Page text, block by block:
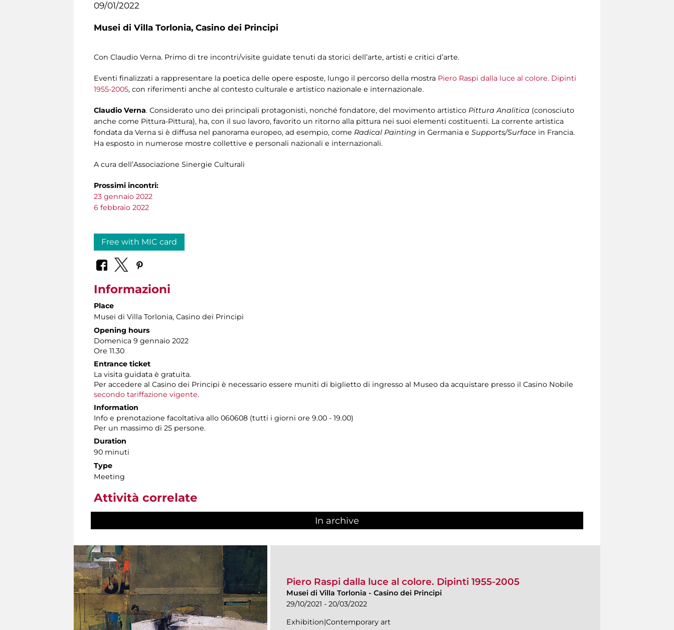
09/01/2022
Musei di Villa Torlonia, Casino dei Principi
Con Claudio Verna. Primo di tre incontri/visite guidate tenuti da storici dell’arte, artisti e critici d’arte.
Eventi finalizzati a rappresentare la poetica delle opere esposte, lungo il percorso della mostra Piero Raspi dalla luce al colore. Dipinti
1955-2005, con riferimenti anche al contesto culturale e artistico nazionale e internazionale.
Claudio Verna. Considerato uno dei principali protagonisti, nonché fondatore, del movimento artistico Pittura Analitica (conosciuto
anche come Pittura-Pittura), ha, con il suo lavoro, favorito un ritorno alla pittura nei suoi elementi costituenti. La corrente artistica
fondata da Verna si è diffusa nel panorama europeo, ad esempio, come Radical Painting in Germania e Supports/Surface in Francia.
Ha esposto in numerose mostre collettive e personali nazionali e internazionali.
A cura dell’Associazione Sinergie Culturali
Prossimi incontri:
23 gennaio 2022
6 febbraio 2022
Free with MIC card
Informazioni
Place
Musei di Villa Torlonia, Casino dei Principi
Opening hours
Domenica 9 gennaio 2022
Ore 11.30
Entrance ticket
La visita guidata è gratuita.
Per accedere al Casino dei Principi è necessario essere muniti di biglietto di ingresso al Museo da acquistare presso il Casino Nobile
secondo tariffazione vigente.
Information
Info e prenotazione facoltativa allo 060608 (tutti i giorni ore 9.00 - 19.00)
Per un massimo di 25 persone.
Duration
90 minuti
Type
Meeting
Attività correlate
In archive
Piero Raspi dalla luce al colore. Dipinti 1955-2005
Musei di Villa Torlonia - Casino dei Principi
29/10/2021 - 20/03/2022
Exhibition|Contemporary art